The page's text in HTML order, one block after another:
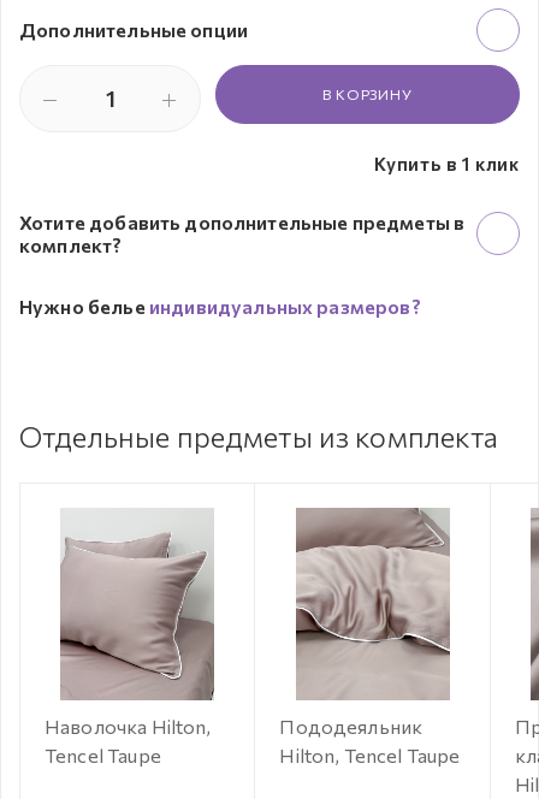
Дополнительные опции
В КОРЗИНУ
Купить в 1 клик
Хотите добавить дополнительные предметы в
комплект?
Нужно белье индивидуальных размеров?
Отдельные предметы из комплекта
Наволочка Hilton,
Tencel Taupe
Пододеяльник
Hilton, Tencel Taupe